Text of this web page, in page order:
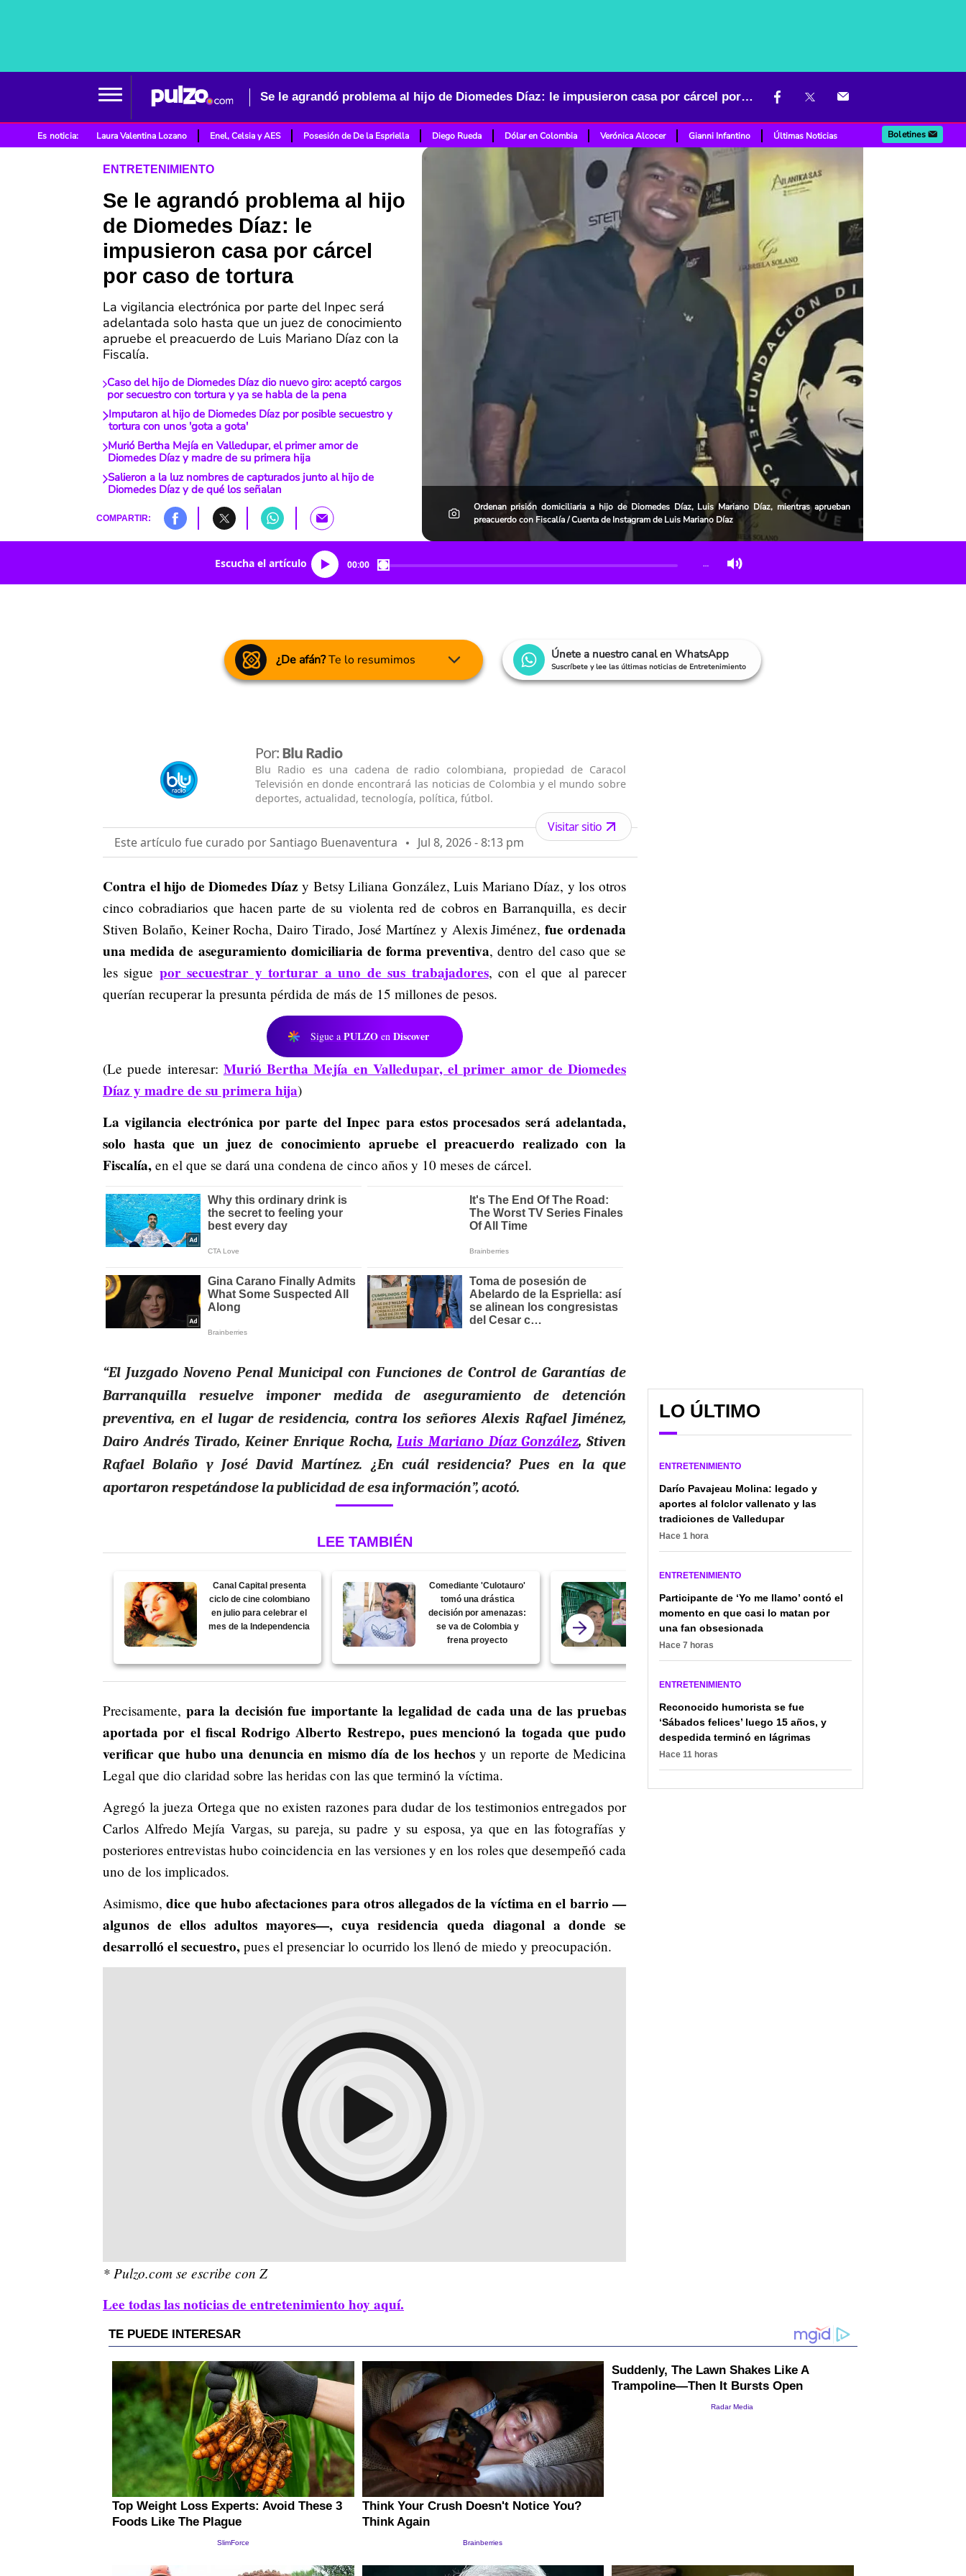
Se le agrandó problema al hijo de Diomedes Díaz: le impusieron casa por cárcel por caso de tortura
Es noticia: Laura Valentina Lozano Enel, Celsia y AES Posesión de De la Espriella Diego Rueda Dólar en Colombia Verónica Alcocer Gianni Infantino Últimas Noticias Boletines
ENTRETENIMIENTO
Se le agrandó problema al hijo
de Diomedes Díaz: le
impusieron casa por cárcel
por caso de tortura
La vigilancia electrónica por parte del Inpec será
adelantada solo hasta que un juez de conocimiento
apruebe el preacuerdo de Luis Mariano Díaz con la
Fiscalía.
Caso del hijo de Diomedes Díaz dio nuevo giro: aceptó cargos
por secuestro con tortura y ya se habla de la pena
Imputaron al hijo de Diomedes Díaz por posible secuestro y
tortura con unos 'gota a gota'
Murió Bertha Mejía en Valledupar, el primer amor de
Diomedes Díaz y madre de su primera hija
Salieron a la luz nombres de capturados junto al hijo de
Diomedes Díaz y de qué los señalan
COMPARTIR:
Ordenan prisión domiciliaria a hijo de Diomedes Díaz, Luis Mariano Díaz, mientras aprueban
preacuerdo con Fiscalía / Cuenta de Instagram de Luis Mariano Díaz
Escucha el artículo 00:00 …
¿De afán?Te lo resumimos Únete a nuestro canal en WhatsApp
Suscríbete y lee las últimas noticias de Entretenimiento
Por:Blu Radio
Blu Radio es una cadena de radio colombiana, propiedad de Caracol
Televisión en donde encontrará las noticias de Colombia y el mundo sobre
deportes, actualidad, tecnología, política, fútbol.
Este artículo fue curado por Santiago Buenaventura Jul 8, 2026 - 8:13 pm
Visitar sitio
Contra el hijo de Diomedes Díaz y Betsy Liliana González, Luis Mariano Díaz, y los otros
cinco cobradiarios que hacen parte de su violenta red de cobros en Barranquilla, es decir
Stiven Bolaño, Keiner Rocha, Dairo Tirado, José Martínez y Alexis Jiménez,fue ordenada
una medida de aseguramiento domiciliaria de forma preventiva, dentro del caso que se
les sigue por secuestrar y torturar a uno de sus trabajadores, con el que al parecer
querían recuperar la presunta pérdida de más de 15 millones de pesos.
Sigue a PULZO en Discover
(Le puede interesar: Murió Bertha Mejía en Valledupar, el primer amor de Diomedes
Díaz y madre de su primera hija)
La vigilancia electrónica por parte del Inpec para estos procesados será adelantada,
solo hasta que un juez de conocimiento apruebe el preacuerdo realizado con la
Fiscalía, en el que se dará una condena de cinco años y 10 meses de cárcel.
“El Juzgado Noveno Penal Municipal con Funciones de Control de Garantías de
Barranquilla resuelve imponer medida de aseguramiento de detención
preventiva, en el lugar de residencia, contra los señores Alexis Rafael Jiménez,
Dairo Andrés Tirado, Keiner Enrique Rocha, Luis Mariano Díaz González, Stiven
Rafael Bolaño y José David Martínez. ¿En cuál residencia? Pues en la que
aportaron respetándose la publicidad de esa información”, acotó.
LEE TAMBIÉN
Canal Capital presenta
ciclo de cine colombiano
en julio para celebrar el
mes de la Independencia
Comediante 'Culotauro'
tomó una drástica
decisión por amenazas:
se va de Colombia y
frena proyecto
no saben nada de 'Epa
Colombia' y causa
preocupación
Precisamente, para la decisión fue importante la legalidad de cada una de las pruebas
aportada por el fiscal Rodrigo Alberto Restrepo, pues mencionó la togada que pudo
verificar que hubo una denuncia en mismo día de los hechosy un reporte de Medicina
Legal que dio claridad sobre las heridas con las que terminó la víctima.
Agregó la jueza Ortega que no existen razones para dudar de los testimonios entregados por
Carlos Alfredo Mejía Vargas, su pareja, su padre y su esposa, ya que en las fotografías y
posteriores entrevistas hubo coincidencia en las versiones y en los roles que desempeñó cada
uno de los implicados.
Asimismo,dice que hubo afectaciones para otros allegados de la víctima en el barrio —
algunos de ellos adultos mayores—, cuya residencia queda diagonal a donde se
desarrolló el secuestro, pues el presenciar lo ocurrido los llenó de miedo y preocupación.
* Pulzo.com se escribe con Z
Lee todas las noticias de entretenimiento hoy aquí.
LO ÚLTIMO
ENTRETENIMIENTO
Darío Pavajeau Molina: legado y
aportes al folclor vallenato y las
tradiciones de Valledupar
Hace 1 hora
ENTRETENIMIENTO
Participante de ‘Yo me llamo’ contó el
momento en que casi lo matan por
una fan obsesionada
Hace 7 horas
ENTRETENIMIENTO
Reconocido humorista se fue
‘Sábados felices’ luego 15 años, y
despedida terminó en lágrimas
Hace 11 horas